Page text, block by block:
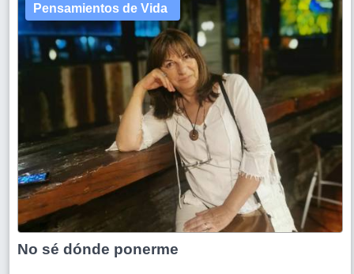
Pensamientos de Vida
No sé dónde ponerme